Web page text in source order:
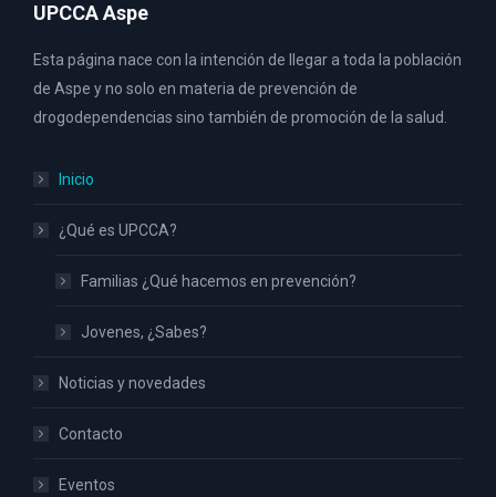
UPCCA Aspe
Esta página nace con la intención de llegar a toda la población
de Aspe y no solo en materia de prevención de
drogodependencias sino también de promoción de la salud.
Inicio
¿Qué es UPCCA?
Familias ¿Qué hacemos en prevención?
Jovenes, ¿Sabes?
Noticias y novedades
Contacto
Eventos